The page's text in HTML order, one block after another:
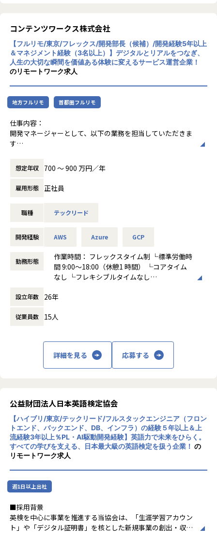
★Slackを用いた社内コミュニケーションの仕掛け作り・活
性化★
上記各種手当をSlackでオープンな形で申請するルールと
し、他の社員が申請者の投稿内容をみて、
会社の定める業務
環させています。
【業務の変更の範囲】
会社の規定に準ずる
◼️開発テーマ例
- 製造業向けAI業務支援アプリケーション
- LLM/RAGを活用したナレッジ検索・文書生成システム
- 図面・帳票・PDF・マニュアル等を扱うWebアプリケーシ
ョン
- 画像認識・異常検知・分類モデルを組み込んだ業務支援シ
ステム
- 自社AIプロダクトの管理画面・ユーザー画面・API開発
- 社内外の利用ログをもとにしたプロダクト改善・グロース
施策
【業務の変更の範囲】
・他本部のデータ利活用に関する案件の支援
【業務の変更の範囲】
当社の指示する業務全般
コンテンツワークス株式会社
【フルリモ/東京/フレックス/開発部長（候補）/開発経験5年以上
＆マネジメント経験（3名以上）】デジタルとリアルをつなぎ、
人生の大切な瞬間を価値ある体験に変えるサービス運営企業！
のリモートワーク求人
地方フルリモ 首都圏フルリモ
仕事内容：
開発マネージャーとして、以下の業務を担当していただきま
す
・プロダクト開発の進行管理（スケジュール、品質、リソー
ス管理）
・開発プロセスの改善、効率化
・技術的な課題の解決サポート
【業務の変更の範囲】
想定年収 700 〜 900 万円／年
雇用形態 正社員
職種 テックリード
開発経験 AWS Azure GCP
勤務形態
作業時間： フレックスタイム制 └標準労働時
間 9:00～18:00（休憩1 時間） └コアタイム
なし └フレキシブルタイムなし
時間外労働の有無： 有（月平均10時間～20
休憩時間： 60分
設立年数 26年
従業員数 15人
詳細を見る 応募する
公益財団法人日本英語検定協会
【ハイブリ/東京/テックリード/フルスタックエンジニア（フロン
トエンド、バックエンド、DB、インフラ）の経験５年以上＆上
流経験3年以上％PL・AI駆動開発経験】英語力で未来をひらく。
すべての学びを支える、日本最大級の英語検定を扱う企業！ の
リモートワーク求人
週1日以上出社
■採用背景
英検を中心に事業を推進する当協会は、「生涯学習アカウン
ト」や「デジタル証明書」を核とした新規事業の創出・収益